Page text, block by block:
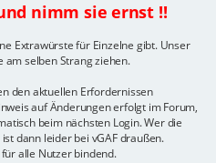
nimm sie ernst !!
Extrawürste für Einzelne gibt. Unser
am selben Strang ziehen.
den aktuellen Erfordernissen
auf Änderungen erfolgt im Forum,
beim nächsten Login. Wer die
dann leider bei vGAF draußen.
alle Nutzer bindend.